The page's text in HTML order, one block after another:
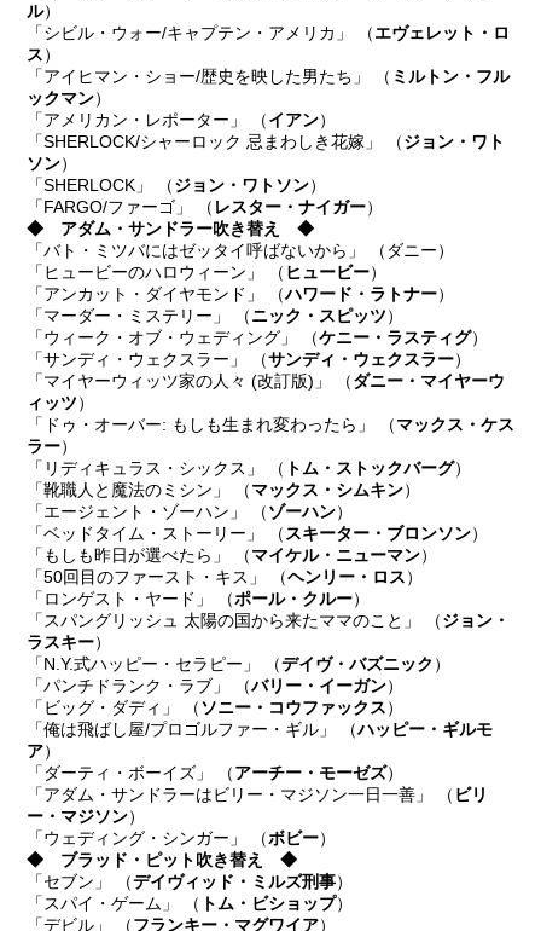
ル）
「シビル・ウォー/キャプテン・アメリカ」 （エヴェレット・ロ
ス）
「アイヒマン・ショー/歴史を映した男たち」 （ ミルトン・フル
ックマン）
「アメリカン・レポーター」 （イアン）
「SHERLOCK/シャーロック 忌まわしき花嫁」 （ジョン・ワト
ソン）
「SHERLOCK」 （ジョン・ワトソン）
「FARGO/ファーゴ」 （ レスター・ナイガー）
◆ アダム・サンドラー吹き替え ◆
「バト・ミツバにはゼッタイ呼ばないから」 （ダニー）
「ヒュービーのハロウィーン」 （ ヒュービー）
「アンカット・ダイヤモンド」 （ハワード・ラトナー）
「マーダー・ミステリー」 （ニック・スピッツ）
「ウィーク・オブ・ウェディング」 （ケニー・ラスティグ）
「サンディ・ウェクスラー」 （サンディ・ウェクスラー）
「マイヤーウィッツ家の人々 (改訂版)」 （ダニー・マイヤーウ
ィッツ）
「ドゥ・オーバー: もしも生まれ変わったら」 （マックス・ケス
ラー）
「リディキュラス・シックス」 （ トム・ストックバーグ）
「靴職人と魔法のミシン」 （マックス・シムキン）
「エージェント・ゾーハン」 （ゾーハン）
「ベッドタイム・ストーリー」 （ スキーター・ブロンソン）
「もしも昨日が選べたら」 （マイケル・ニューマン）
「50回目のファースト・キス」 （ヘンリー・ロス）
「ロンゲスト・ヤード」 （ポール・クルー）
「スパングリッシュ 太陽の国から来たママのこと」 （ジョン・
ラスキー）
「N.Y.式ハッピー・セラピー」 （デイヴ・バズニック ）
「パンチドランク・ラブ」 （バリー・イーガン）
「ビッグ・ダディ」 （ソニー・コウファックス）
「俺は飛ばし屋/プロゴルファー・ギル」 （ハッピー・ギルモ
ア）
「ダーティ・ボーイズ」 （アーチー・モーゼズ）
「アダム・サンドラーはビリー・マジソン一日一善」 （ ビリ
ー・マジソン）
「ウェディング・シンガー」 （ボビー）
◆ ブラッド・ピット吹き替え ◆
「セブン」 （デイヴィッド・ミルズ刑事）
「スパイ・ゲーム」 （ トム・ビショップ）
「デビル」 （フランキー・マグワイア）